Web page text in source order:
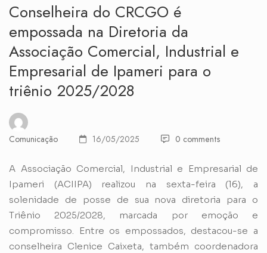
Conselheira do CRCGO é
empossada na Diretoria da
Associação Comercial, Industrial e
Empresarial de Ipameri para o
triênio 2025/2028
Comunicação 16/05/2025 0 comments
A Associação Comercial, Industrial e Empresarial de
Ipameri (ACIIPA) realizou na sexta-feira (16), a
solenidade de posse de sua nova diretoria para o
Triênio 2025/2028, marcada por emoção e
compromisso. Entre os empossados, destacou-se a
conselheira Clenice Caixeta, também coordenadora